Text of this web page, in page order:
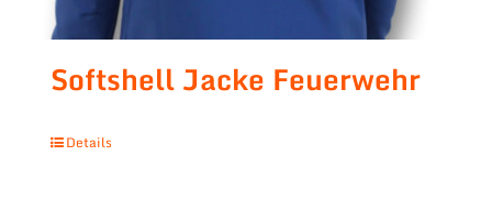
Softshell Jacke Feuerwehr
Details